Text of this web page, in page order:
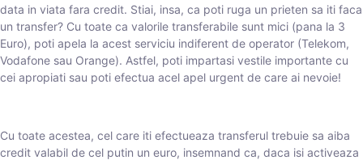
data in viata fara credit. Stiai, insa, ca poti ruga un prieten sa iti faca
un transfer? Cu toate ca valorile transferabile sunt mici (pana la 3
Euro), poti apela la acest serviciu indiferent de operator (Telekom,
Vodafone sau Orange). Astfel, poti impartasi vestile importante cu
cei apropiati sau poti efectua acel apel urgent de care ai nevoie!
Cu toate acestea, cel care iti efectueaza transferul trebuie sa aiba
credit valabil de cel putin un euro, insemnand ca, daca isi activeaza